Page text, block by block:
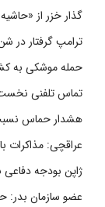
گذار خزر از
ترامپ گرفتار در
حمله موشکی به
تماس تلفنی نخست
هشدار حماس
عراقچی: مذاکرات
ژاپن بودجه دفاعی بی‌سابقه ۵۶ میلیارد
عضو سازمان بدر: